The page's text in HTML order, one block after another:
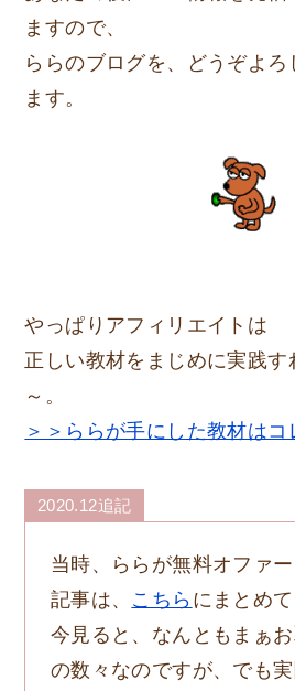
ますので、
ららのブログを、どうぞよろ
ます。
やっぱりアフィリエイトは
正しい教材をまじめに実践す
～。
＞＞ららが手にした教材はコ
2020.12追記
当時、ららが無料オファ
記事は、 こちら にまとめて
今見ると、なんともまぁ
の数々なのですが、でも